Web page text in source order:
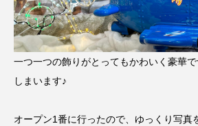
一つ一つの飾りがとってもかわいく豪華
しまいます♪
オープン1番に行ったので、ゆっくり写真